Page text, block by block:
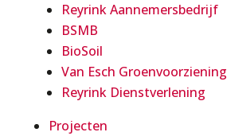
Reyrink Aannemersbedrijf
BSMB
BioSoil
Van Esch Groenvoorziening
Reyrink Dienstverlening
Projecten